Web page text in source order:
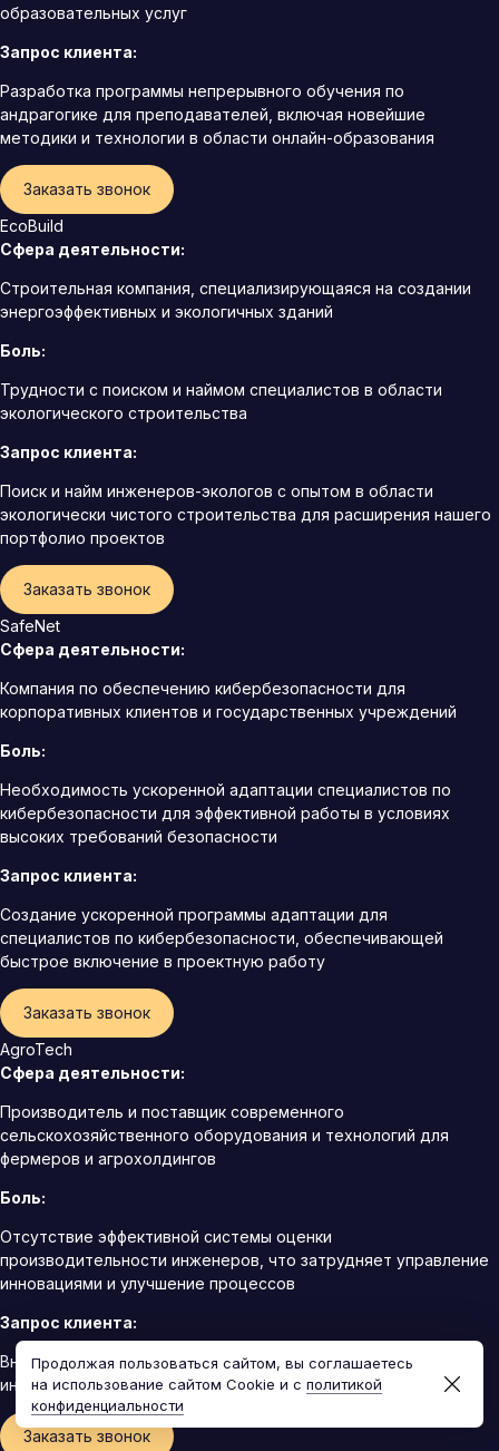
образовательных услуг
Запрос клиента:
Разработка программы непрерывного обучения по
андрагогике для преподавателей, включая новейшие
методики и технологии в области онлайн-образования
Заказать звонок
EcoBuild
Сфера деятельности:
Строительная компания, специализирующаяся на создании
энергоэффективных и экологичных зданий
Боль:
Трудности с поиском и наймом специалистов в области
экологического строительства
Запрос клиента:
Поиск и найм инженеров-экологов с опытом в области
экологически чистого строительства для расширения нашего
портфолио проектов
Заказать звонок
SafeNet
Сфера деятельности:
Компания по обеспечению кибербезопасности для
корпоративных клиентов и государственных учреждений
Боль:
Необходимость ускоренной адаптации специалистов по
кибербезопасности для эффективной работы в условиях
высоких требований безопасности
Запрос клиента:
Создание ускоренной программы адаптации для
специалистов по кибербезопасности, обеспечивающей
быстрое включение в проектную работу
Заказать звонок
AgroTech
Сфера деятельности:
Производитель и поставщик современного
сельскохозяйственного оборудования и технологий для
фермеров и агрохолдингов
Боль:
Отсутствие эффективной системы оценки
производительности инженеров, что затрудняет управление
инновациями и улучшение процессов
Запрос клиента:
Внедрение системы оценки производительности для
инженеров и технического персонала
Заказать звонок
Продолжая пользоваться сайтом, вы соглашаетесь
на использование сайтом Cookie и с политикой
конфиденциальности